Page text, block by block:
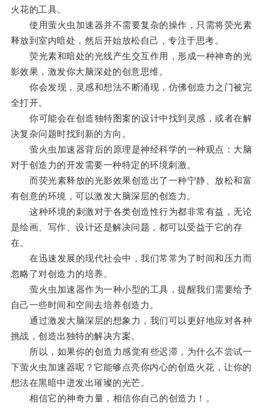
火花的工具。
使用萤火虫加速器并不需要复杂的操作，只需将荧光素
释放到室内暗处，然后开始放松自己，专注于思考。
荧光素和暗处的光线产生交互作用，形成一种神奇的光
影效果，激发你大脑深处的创意思维。
你会发现，灵感和想法不断涌现，仿佛创造力之门被完
全打开。
你可能会在创造独特图案的设计中找到灵感，或者在解
决复杂问题时找到新的方向。
萤火虫加速器背后的原理是神经科学的一种观点：大脑
对于创造力的开发需要一种特定的环境刺激。
而荧光素释放的光影效果创造出了一种宁静、放松和富
有创意的环境，可以激发大脑深层的创造力。
这种环境的刺激对于各类创造性行为都非常有益，无论
是绘画、写作、设计还是解决问题，都可以受益于它的存
在。
在迅速发展的现代社会中，我们常常为了时间和压力而
忽略了对创造力的培养。
萤火虫加速器作为一种小型的工具，提醒我们需要给予
自己一些时间和空间去培养创造力。
通过激发大脑深层的想象力，我们可以更好地应对各种
挑战，创造出独特的解决方案。
所以，如果你的创造力感觉有些迟滞，为什么不尝试一
下萤火虫加速器呢？它能够点亮你内心的创造火花，让你的
想法在黑暗中迸发出璀璨的光芒。
相信它的神奇力量，相信你自己的创造力！。